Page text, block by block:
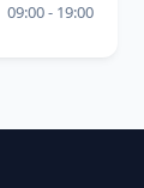
09:00 19:00